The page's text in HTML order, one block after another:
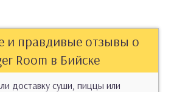
и правдивые отзывы о
Room в Бийске
доставку суши, пиццы или